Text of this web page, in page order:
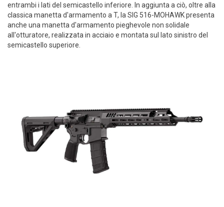
entrambi i lati del semicastello inferiore. In aggiunta a ciò, oltre alla
classica manetta d'armamento a T, la SIG 516-MOHAWK presenta
anche una manetta d'armamento pieghevole non solidale
all'otturatore, realizzata in acciaio e montata sul lato sinistro del
semicastello superiore.